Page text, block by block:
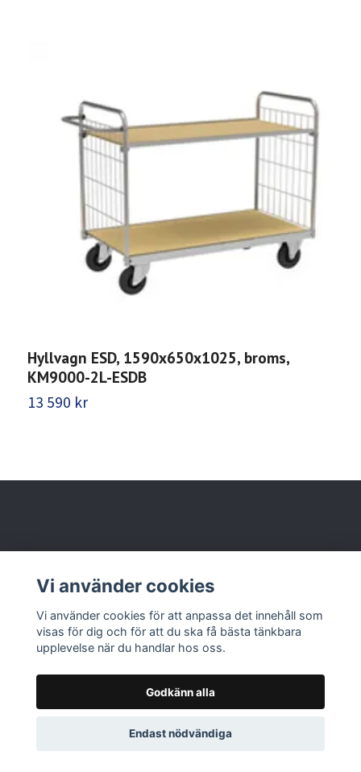
Hyllvagn ESD, 1590x650x1025, broms,
KM9000-2L-ESDB
13 590 kr
Läs mer
© 2026 Nolbox AB
Vi använder cookies
Vi använder cookies för att anpassa det innehåll som
visas för dig och för att du ska få bästa tänkbara
upplevelse när du handlar hos oss.
Godkänn alla
Endast nödvändiga